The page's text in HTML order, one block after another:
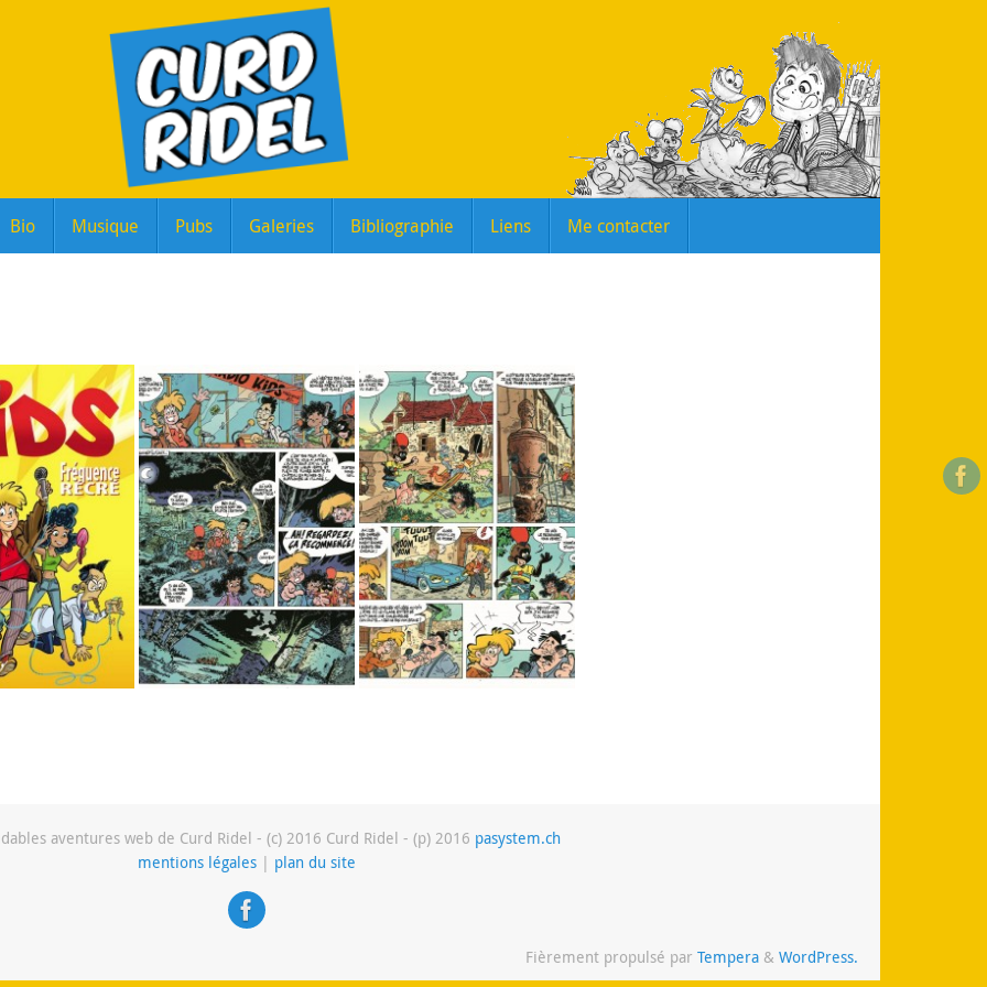
Bio Musique Pubs Galeries Bibliographie Liens Me contacter
aventures web de Curd Ridel - (c) 2016 Curd Ridel - (p) 2016 pasystem.ch
mentions légales | plan du site
Fièrement propulsé par Tempera & WordPress.